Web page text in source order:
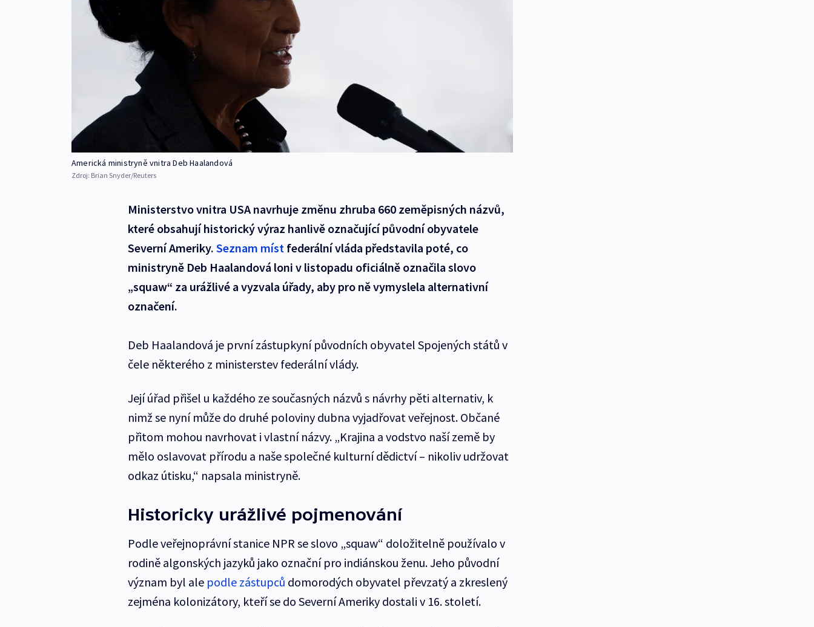
Americká ministryně vnitra Deb Haalandová
Zdroj: Brian Snyder/Reuters
Ministerstvo vnitra USA navrhuje změnu zhruba 660 zeměpisných názvů,
které obsahují historický výraz hanlivě označující původní obyvatele
Severní Ameriky. Seznam místfederální vláda představila poté, co
ministryně Deb Haalandová loni v listopadu oficiálně označila slovo
„squaw“ za urážlivé a vyzvala úřady, aby pro ně vymyslela alternativní
označení.
Deb Haalandová je první zástupkyní původních obyvatel Spojených států v
čele některého z ministerstev federální vlády.
Její úřad přišel u každého ze současných názvů s návrhy pěti alternativ, k
nimž se nyní může do druhé poloviny dubna vyjadřovat veřejnost. Občané
přitom mohou navrhovat i vlastní názvy. „Krajina a vodstvo naší země by
mělo oslavovat přírodu a naše společné kulturní dědictví – nikoliv udržovat
odkaz útisku,“ napsala ministryně.
Historicky urážlivé pojmenování
Podle veřejnoprávní stanice NPR se slovo „squaw“ doložitelně používalo v
rodině algonských jazyků jako označní pro indiánskou ženu. Jeho původní
význam byl ale podle zástupců domorodých obyvatel převzatý a zkreslený
zejména kolonizátory, kteří se do Severní Ameriky dostali v 16. století.